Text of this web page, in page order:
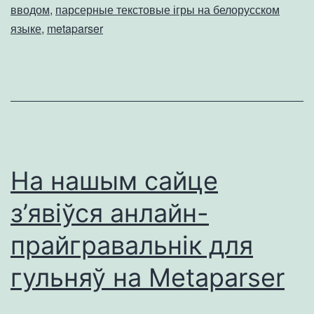
вводом, парсерные текстовые ігры на белорусском
языке, metaparser
На нашым сайце
з’явіўся анлайн-
прайгравальнік для
гульняў на Metaparser